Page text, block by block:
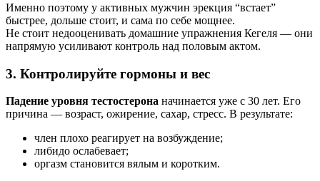
Именно поэтому у активных мужчин эрекция “встает”
быстрее, дольше стоит, и сама по себе мощнее.
Не стоит недооценивать домашние упражнения Кегеля — они
напрямую усиливают контроль над половым актом.
3. Контролируйте гормоны и вес
Падение уровня тестостерона начинается уже с 30 лет. Его
причина — возраст, ожирение, сахар, стресс. В результате:
член плохо реагирует на возбуждение;
либидо ослабевает;
оргазм становится вялым и коротким.